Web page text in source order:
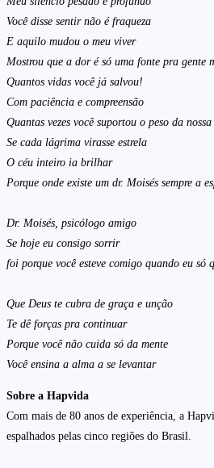
Você disse sentir não é fraqueza
E aquilo mudou o meu viver
Mostrou que a dor é só uma fonte pra gente
Quantos vidas você já salvou!
Com paciência e compreensão
Quantas vezes você suportou o peso da
Se cada lágrima virasse estrela
O céu inteiro ia brilhar
Porque onde existe um dr. Moisés sempre a
Dr. Moisés, psicólogo amigo
Se hoje eu consigo sorrir
foi porque você esteve comigo quando eu só
Que Deus te cubra de graça e unção
Te dê forças pra continuar
Porque você não cuida só da mente
Você ensina a alma a se levantar
Sobre a Hapvida
Com mais de 80 anos de experiência, a
espalhados pelas cinco regiões do Brasil.